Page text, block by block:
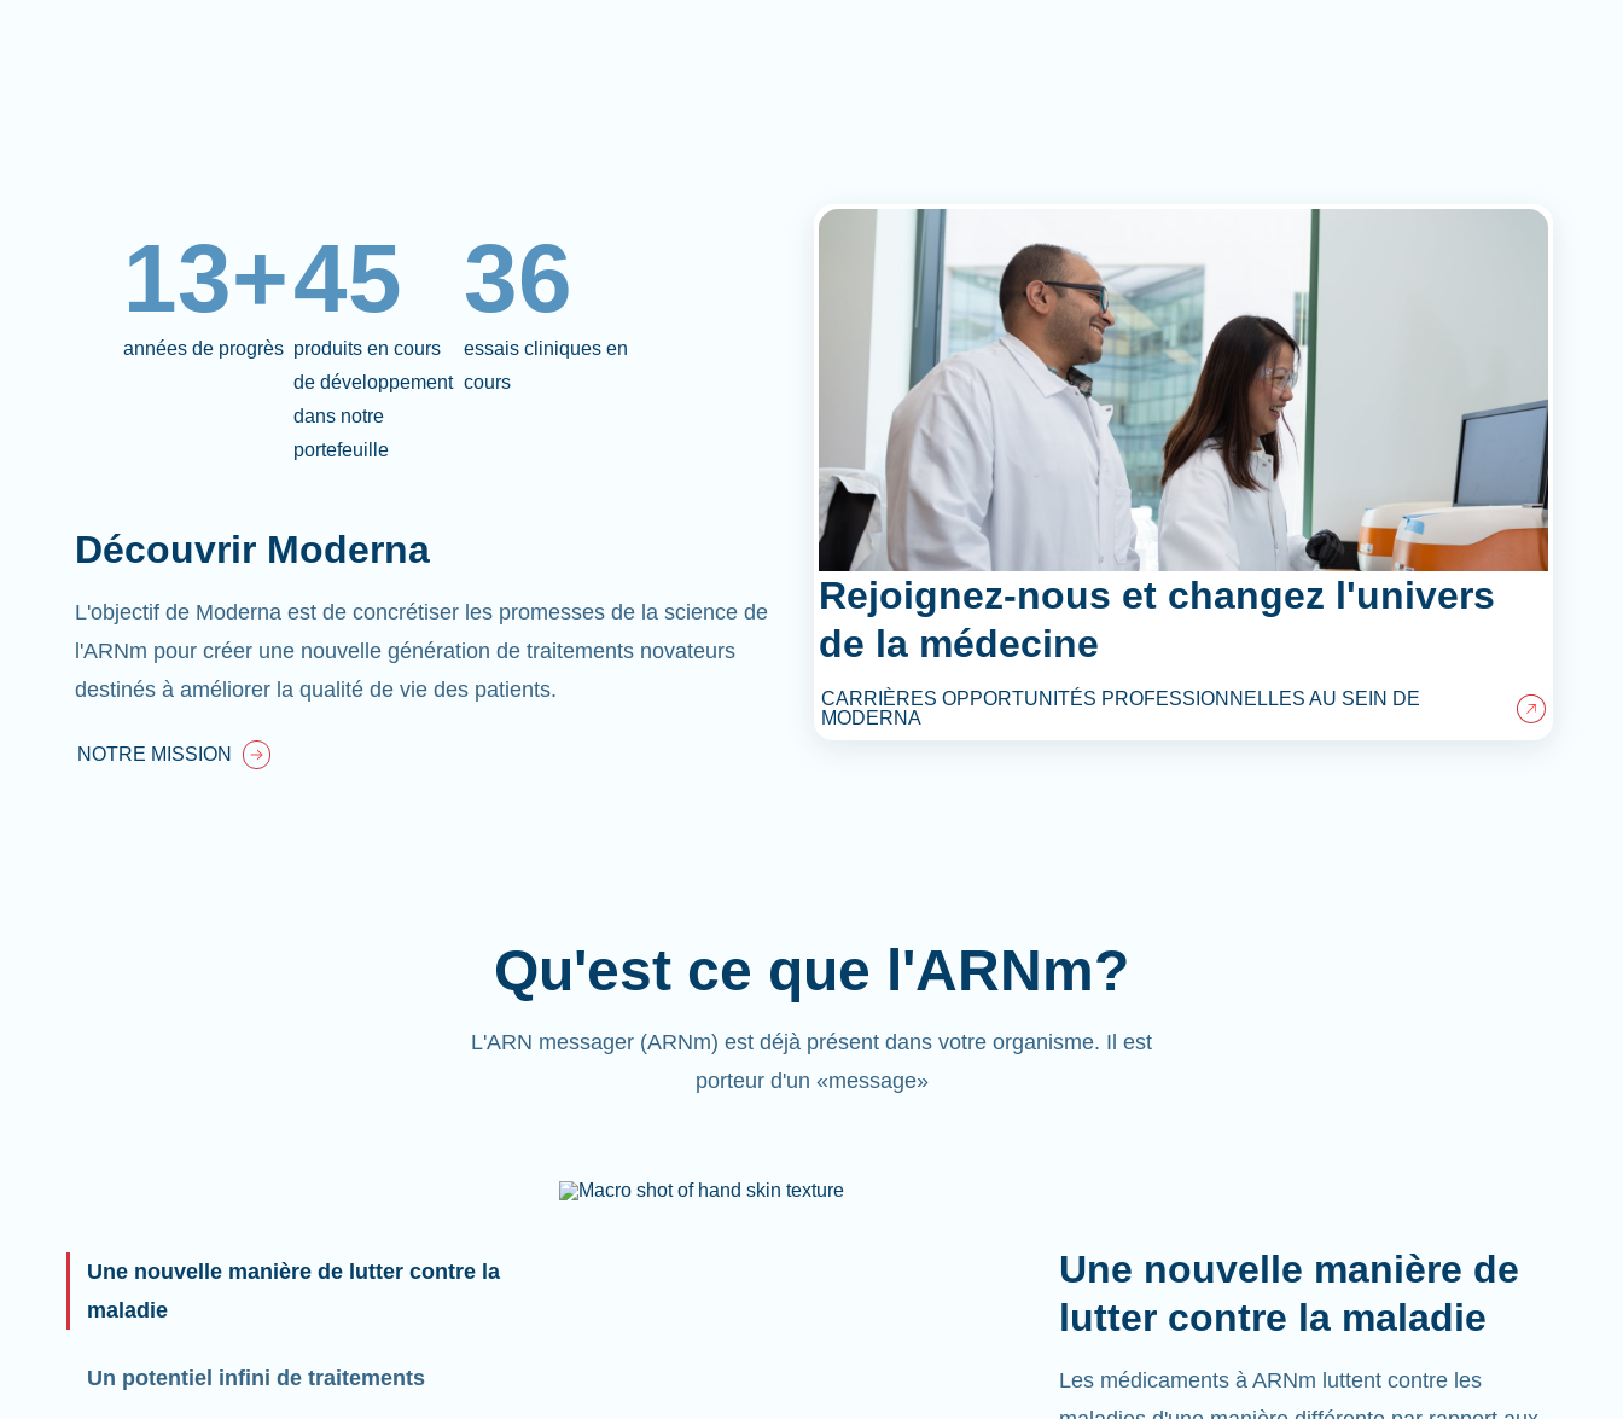
13+
années de progrès
45
produits en cours
de développement
dans notre
portefeuille
36
essais cliniques en
cours
Découvrir Moderna
L'objectif de Moderna est de concrétiser les promesses de la science de
l'ARNm pour créer une nouvelle génération de traitements novateurs
destinés à améliorer la qualité de vie des patients.
NOTRE MISSION
Rejoignez-nous et changez l'univers
de la médecine
CARRIÈRES OPPORTUNITÉS PROFESSIONNELLES AU SEIN DE
MODERNA
Qu'est ce que l'ARNm?
L'ARN messager (ARNm) est déjà présent dans votre organisme. Il est
porteur d'un «message»
Une nouvelle manière de lutter contre la
maladie
Un potentiel infini de traitements
Une nouvelle manière de
lutter contre la maladie
Les médicaments à ARNm luttent contre les